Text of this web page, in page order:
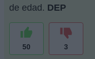
de edad. DEP
50 3